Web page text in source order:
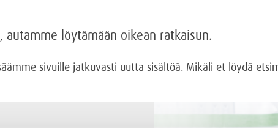
autamme löytämään oikean ratkaisun.
sivuille jatkuvasti uutta sisältöä. Mikäli et löydä